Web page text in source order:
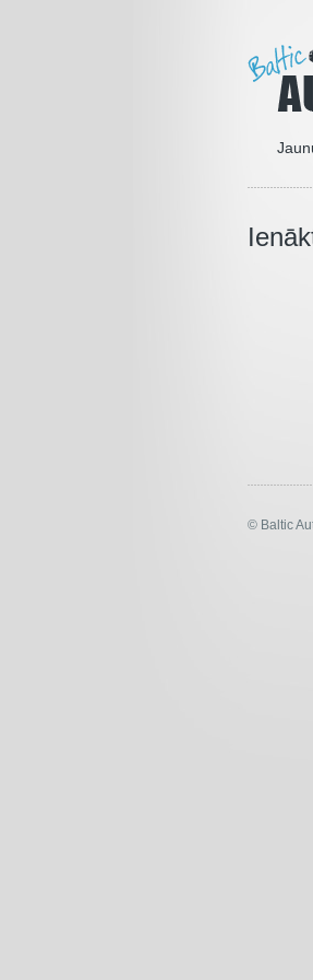
© Baltic